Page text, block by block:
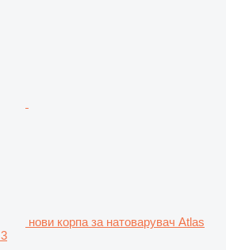
нови корпа за натоварувач Atlas